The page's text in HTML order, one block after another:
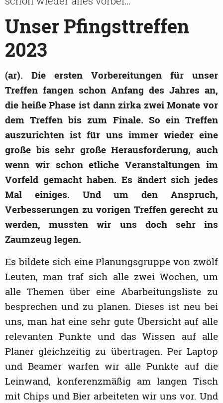
Unser Pfingsttreffen
2023
(ar). Die ersten Vorbereitungen für unser
Treffen fangen schon Anfang des Jahres an,
die heiße Phase ist dann zirka zwei Monate vor
dem Treffen bis zum Finale. So ein Treffen
auszurichten ist für uns immer wieder eine
große bis sehr große Herausforderung, auch
wenn wir schon etliche Veranstaltungen im
Vorfeld gemacht haben. Es ändert sich jedes
Mal einiges. Und um den Anspruch,
Verbesserungen zu vorigen Treffen gerecht zu
werden, mussten wir uns doch sehr ins
Zaumzeug legen.
Es bildete sich eine Planungsgruppe von zwölf
Leuten, man traf sich alle zwei Wochen, um
alle Themen über eine Abarbeitungsliste zu
besprechen und zu planen. Dieses ist neu bei
uns, man hat eine sehr gute Übersicht auf alle
relevanten Punkte und das Wissen auf alle
Planer gleichzeitig zu übertragen. Per Laptop
und Beamer warfen wir alle Punkte auf die
Leinwand, konferenzmäßig am langen Tisch
mit Chips und Bier arbeiteten wir uns vor. Und